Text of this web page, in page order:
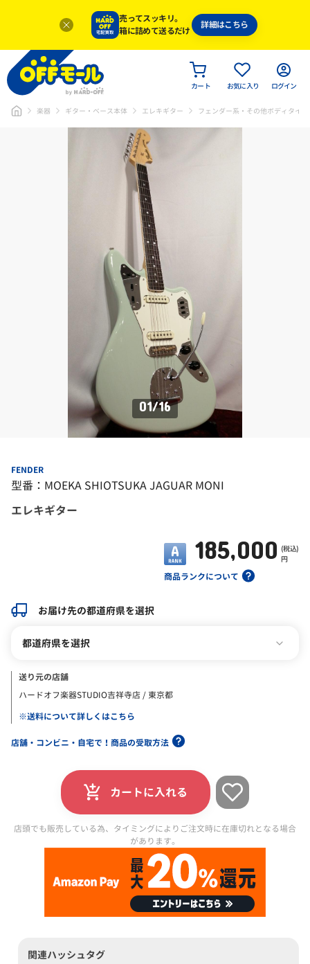
売ってスッキリ。
箱に詰めて送るだけ
詳細はこちら
カート お気に入り ログイン
楽器 ギター・ベース本体 エレキギター フェンダー系・その他ボディタイプ
01/16
FENDER
型番：MOEKA SHIOTSUKA JAGUAR MONI
エレキギター
商品ランクについて
185,000 (税込)
円
お届け先の都道府県を選択
都道府県を選択
送り元の店舗
ハードオフ楽器STUDIO吉祥寺店 / 東京都
※送料について詳しくはこちら
店舗・コンビニ・自宅で！商品の受取方法
カートに入れる
店頭でも販売している為、タイミングによりご注文時に在庫切れとなる場合
があります。
関連ハッシュタグ